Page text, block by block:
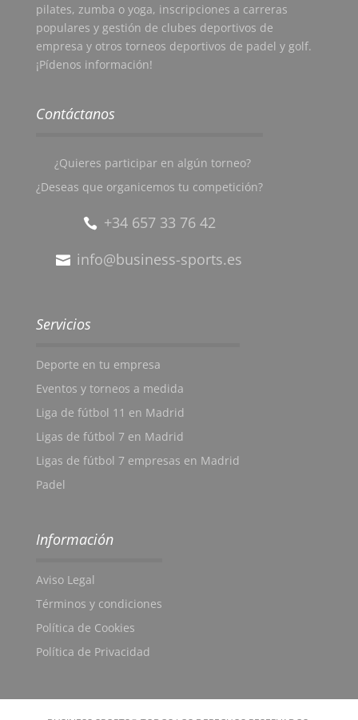
pilates, zumba o yoga, inscripciones a carreras
populares y gestión de clubes deportivos de
empresa y otros torneos deportivos de padel y golf.
¡Pídenos información!
Contáctanos
¿Quieres participar en algún torneo?
¿Deseas que organicemos tu competición?
+34 657 33 76 42
info@business-sports.es
Servicios
Deporte en tu empresa
Eventos y torneos a medida
Liga de fútbol 11 en Madrid
Ligas de fútbol 7 en Madrid
Ligas de fútbol 7 empresas en Madrid
Padel
Información
Aviso Legal
Términos y condiciones
Política de Cookies
Política de Privacidad